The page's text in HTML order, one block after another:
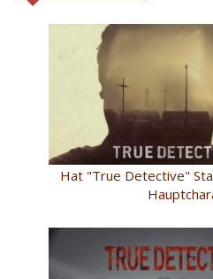
Hat "True Detective"